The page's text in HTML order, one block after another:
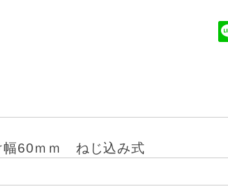
60ｍｍ ねじ込み式